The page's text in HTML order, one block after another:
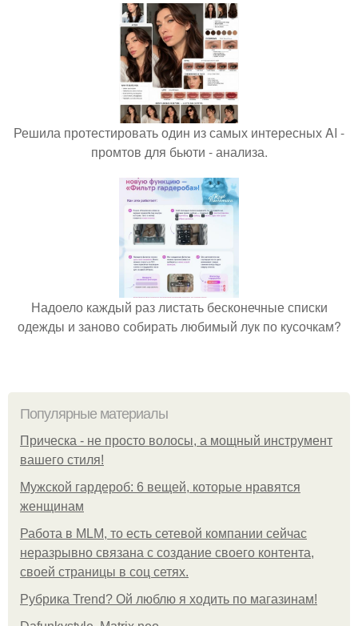
Решила протестировать один из самых интересных AI -
промтов для бьюти - анализа.
Надоело каждый раз листать бесконечные списки
одежды и заново собирать любимый лук по кусочкам?
Популярные материалы
Прическа - не просто волосы, а мощный инструмент
вашего стиля!
Мужской гардероб: 6 вещей, которые нравятся
женщинам
Работа в MLM, то есть сетевой компании сейчас
неразрывно связана с создание своего контента,
своей страницы в соц сетях.
Рубрика Trend? Ой люблю я ходить по магазинам!